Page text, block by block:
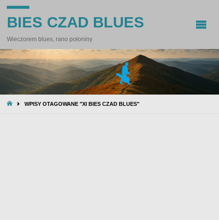
BIES CZAD BLUES
Wieczorem blues, rano połoniny
STRONA
WPISY OTAGOWANE "XI BIES CZAD BLUES"